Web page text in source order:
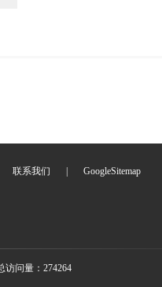
联系我们 GoogleSitemap
访问量：274264